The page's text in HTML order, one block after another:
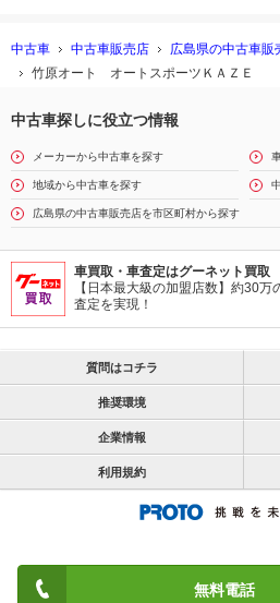
無料電話
中古車 中古車販売店 広島県の中古車販
竹原オート オートスポーツＫＡＺＥ
中古車探しに役立つ情報
メーカーから中古車を探す
地域から中古車を探す
広島県の中古車販売店を市区町村から探す
車買取・車査定はグーネット買
【日本最大級の加盟店数】約30
査定を実現！
質問はコチラ
推奨環境
企業情報
利用規約